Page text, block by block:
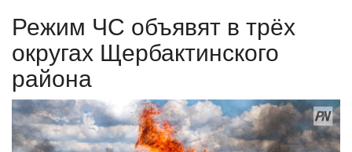
ПАВЛОДАРСКАЯ ОБЛАСТЬ
КАЗАХСТАН
МИР
Режим ЧС объявят в трёх
округах Щербактинского
района